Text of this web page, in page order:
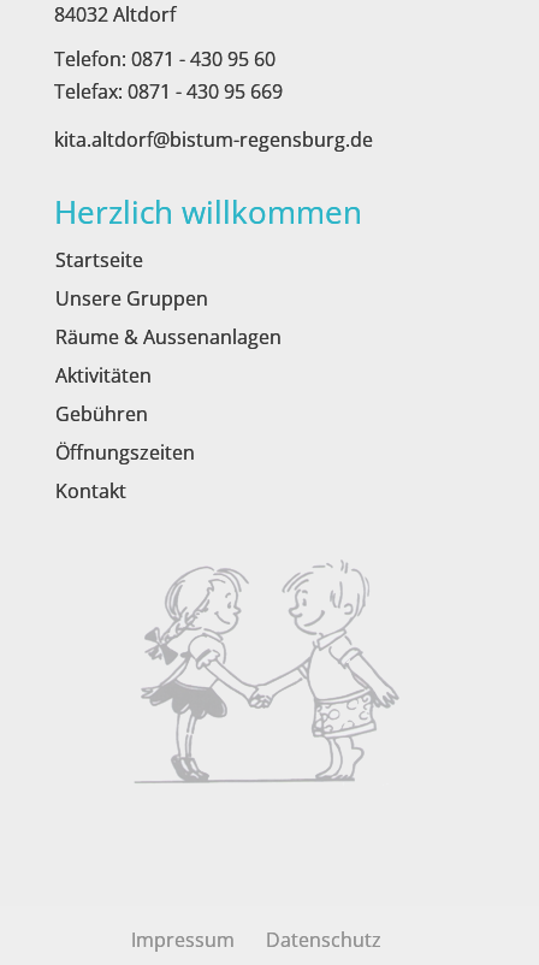
84032 Altdorf
Telefon: 0871 - 430 95 60
Telefax: 0871 - 430 95 669
kita.altdorf@bistum-regensburg.de
Herzlich willkommen
Startseite
Unsere Gruppen
Räume & Aussenanlagen
Aktivitäten
Gebühren
Öffnungszeiten
Kontakt
Impressum Datenschutz